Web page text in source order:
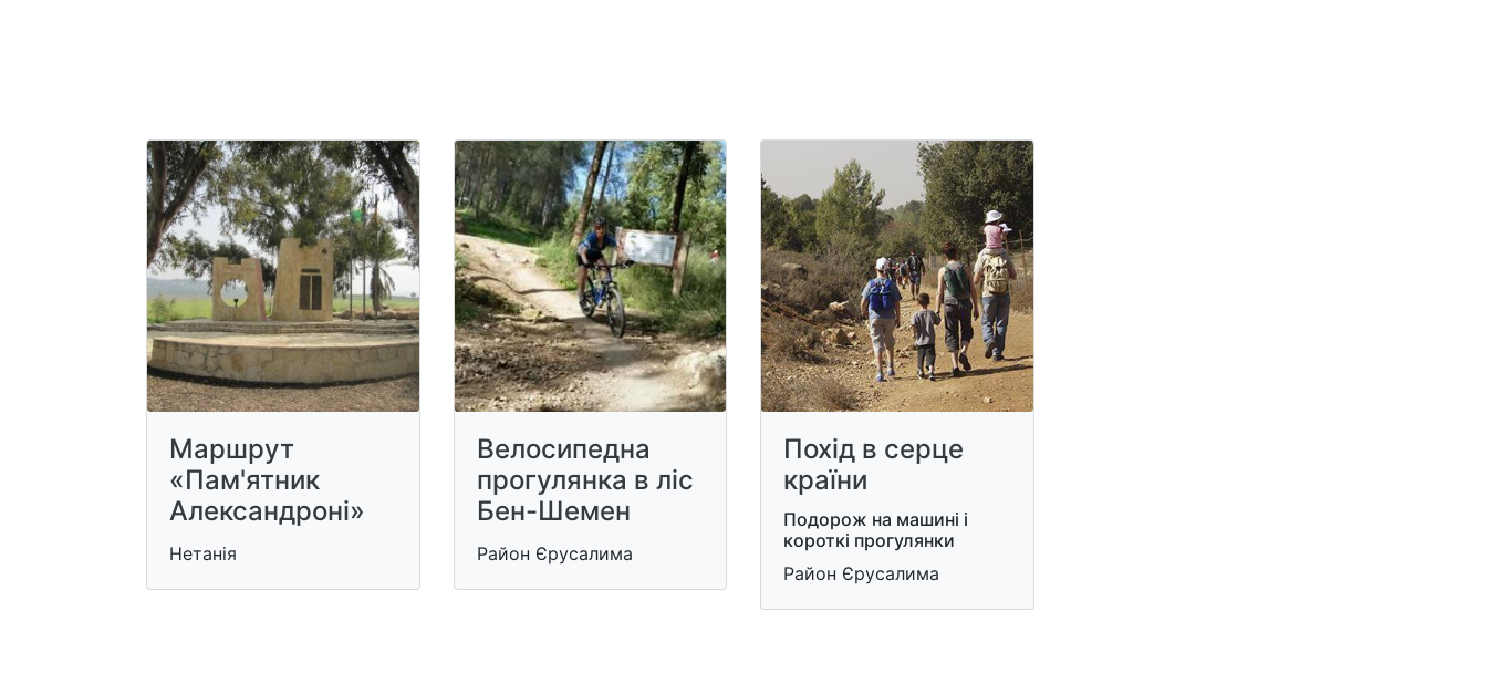
Маршрут
«Пам'ятник
Александроні»
Нетанія
Велосипедна
прогулянка в ліс
Бен-Шемен
Район Єрусалима
Похід в серце
країни
Подорож на машині і
короткі прогулянки
Район Єрусалима